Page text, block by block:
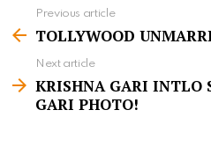
e
m
Previous article
TOLLYWOOD
Next article
KRISHNA GARI INTLO
GARI PHOTO!